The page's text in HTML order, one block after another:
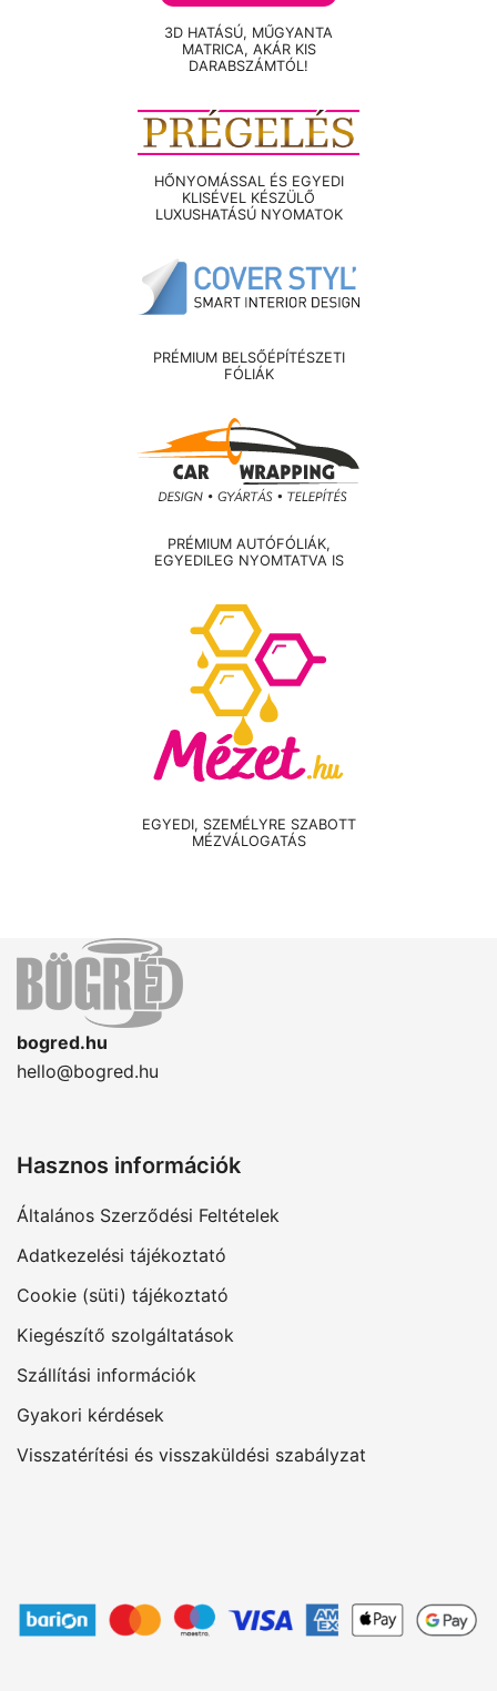
3D HATÁSÚ, MŰGYANTA
MATRICA, AKÁR KIS
DARABSZÁMTÓL!
HŐNYOMÁSSAL ÉS EGYEDI
KLISÉVEL KÉSZÜLŐ
LUXUSHATÁSÚ NYOMATOK
PRÉMIUM BELSŐÉPÍTÉSZETI
FÓLIÁK
PRÉMIUM AUTÓFÓLIÁK,
EGYEDILEG NYOMTATVA IS
EGYEDI, SZEMÉLYRE SZABOTT
MÉZVÁLOGATÁS
bogred.hu
hello@bogred.hu
Hasznos információk
Általános Szerződési Feltételek
Adatkezelési tájékoztató
Cookie (süti) tájékoztató
Kiegészítő szolgáltatások
Szállítási információk
Gyakori kérdések
Visszatérítési és visszaküldési szabályzat